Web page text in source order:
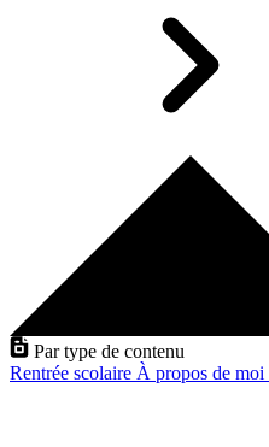
Par type de contenu
Rentrée scolaire À propos de moi